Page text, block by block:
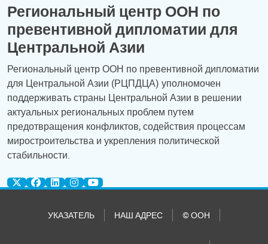
Региональный центр ООН по
превентивной дипломатии для
Центральной Азии
Региональный центр ООН по превентивной дипломатии
для Центральной Азии (РЦПДЦА) уполномочен
поддерживать страны Центральной Азии в решении
актуальных региональных проблем путем
предотвращения конфликтов, содействия процессам
миростроительства и укрепления политической
стабильности.
УКАЗАТЕЛЬ НАШ АДРЕС © ООН